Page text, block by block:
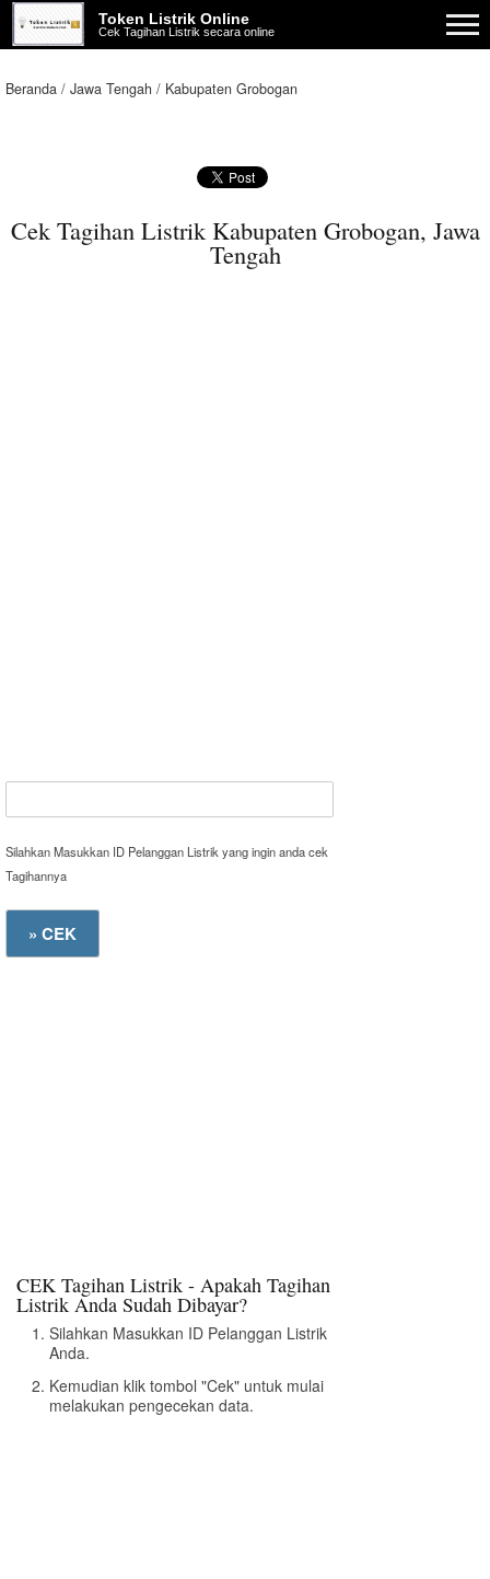
Token Listrik Online
Cek Tagihan Listrik secara online
Beranda Jawa Tengah Kabupaten Grobogan
Cek Tagihan Listrik Kabupaten Grobogan, Jawa
Tengah
Silahkan Masukkan ID Pelanggan Listrik yang ingin anda cek
Tagihannya
CEK Tagihan Listrik - Apakah Tagihan
Listrik Anda Sudah Dibayar?
Silahkan Masukkan ID Pelanggan Listrik
Anda.
Kemudian klik tombol "Cek" untuk mulai
melakukan pengecekan data.